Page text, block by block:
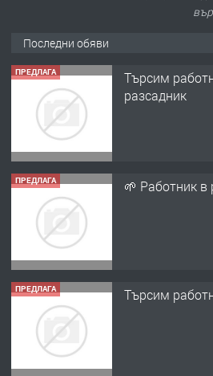
Последни обяви
ПРЕДЛАГА
Търсим
разсадник
ПРЕДЛАГА 🌱 Работник в
ПРЕДЛАГА Търсим